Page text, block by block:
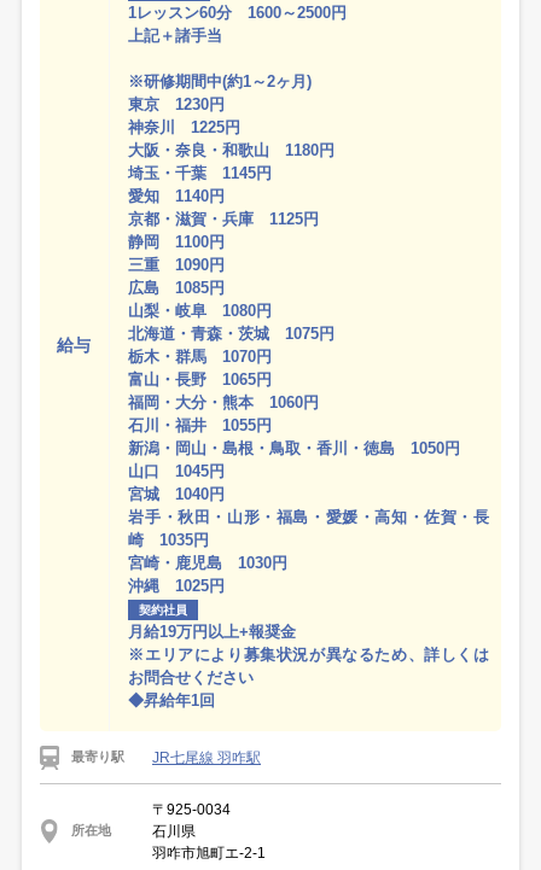
給与
1レッスン60分 1600～2500円
上記＋諸手当
※研修期間中(約1～2ヶ月)
東京 1230円
神奈川 1225円
大阪・奈良・和歌山 1180円
埼玉・千葉 1145円
愛知 1140円
京都・滋賀・兵庫 1125円
静岡 1100円
三重 1090円
広島 1085円
山梨・岐阜 1080円
北海道・青森・茨城 1075円
栃木・群馬 1070円
富山・長野 1065円
福岡・大分・熊本 1060円
石川・福井 1055円
新潟・岡山・島根・鳥取・香川・徳島 1050円
山口 1045円
宮城 1040円
岩手・秋田・山形・福島・愛媛・高知・佐賀・長
崎 1035円
宮崎・鹿児島 1030円
沖縄 1025円
契約社員
月給19万円以上+報奨金
※エリアにより募集状況が異なるため、詳しくは
お問合せください
◆昇給年1回
最寄り駅 JR七尾線 羽咋駅
所在地
〒925-0034
石川県
羽咋市旭町エ-2-1